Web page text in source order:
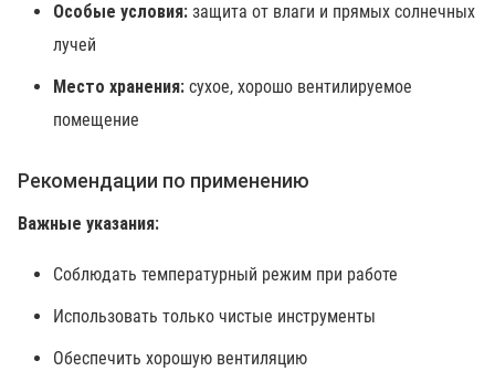
Особые условия: защита от влаги и прямых солнечных
лучей
Место хранения: сухое, хорошо вентилируемое
помещение
Рекомендации по применению
Важные указания:
Соблюдать температурный режим при работе
Использовать только чистые инструменты
Обеспечить хорошую вентиляцию